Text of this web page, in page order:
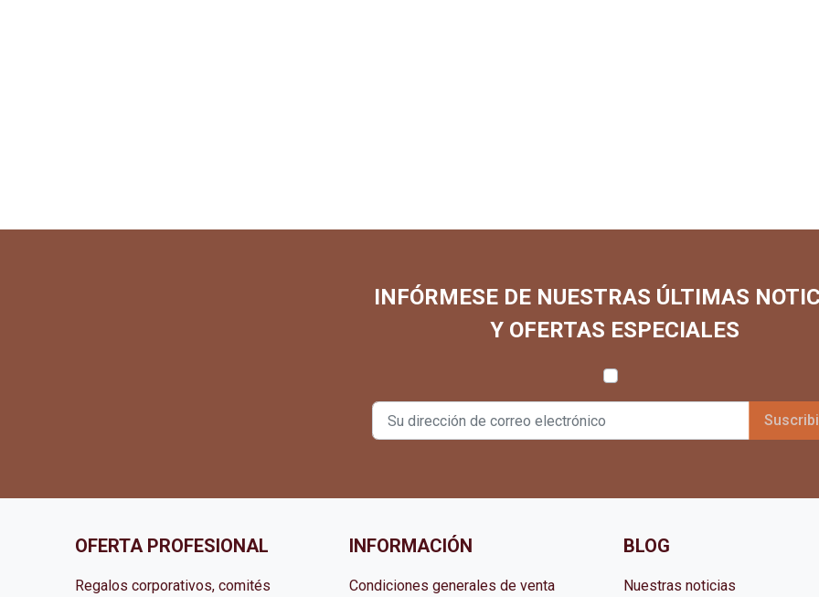
INFÓRMESE DE NUESTRAS ÚLTIMAS
Y OFERTAS ESPECIALES
OFERTA PROFESIONAL
Regalos corporativos, comités
INFORMACIÓN
Condiciones generales de venta
BLOG
Nuestras noticias